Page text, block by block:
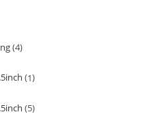
4
1
5